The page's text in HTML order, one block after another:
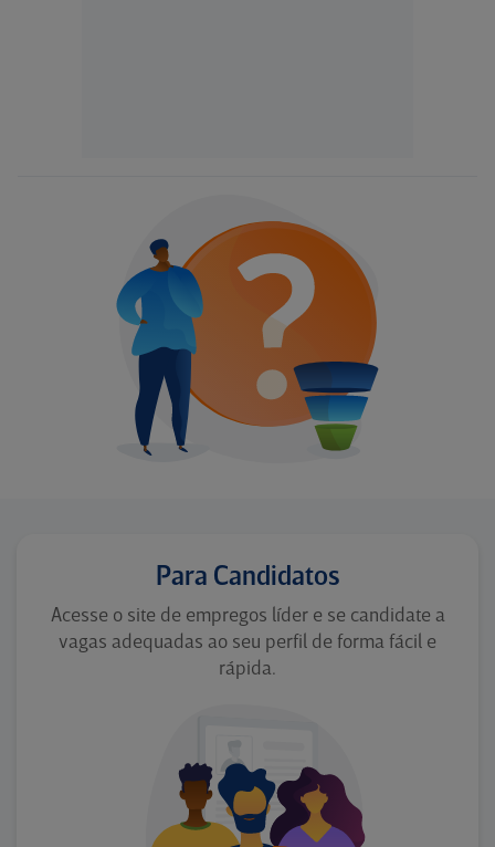
Para Candidatos
Acesse o site de empregos líder e se candidate a
vagas adequadas ao seu perfil de forma fácil e
rápida.